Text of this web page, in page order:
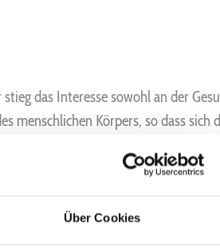
Über Cookies
stieg das Interesse sowohl an der
menschlichen Körpers, so dass sich
den Themen "Rückenleiden/
dann später noch andere
hinzu. Genau diese
ganzheitlich therapiert und
Studio wird auch die